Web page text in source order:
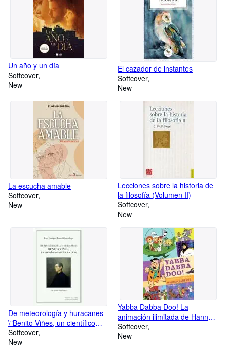
Un año y un día
Softcover
New
El cazador de instantes
Softcover
New
La escucha amable
Softcover
New
Lecciones sobre la historia de
la filosofía (Volumen II)
Softcover
New
De meteorología y huracanes
\"Benito Viñes, un científico
español en Cuba\"
Softcover
New
Yabba Dabba Doo! La
animación ilimitada de Hanna y
Barbera
Softcover
New